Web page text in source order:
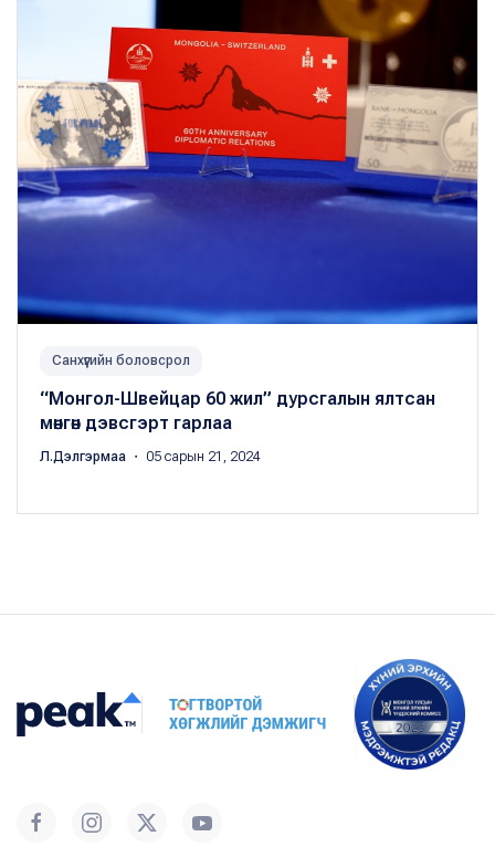
Санхүүгийн боловсрол
“Монгол-Швейцар 60 жил” дурсгалын ялтсан
мөнгөн дэвсгэрт гарлаа
Л.Дэлгэрмаа ・ 05 сарын 21, 2024